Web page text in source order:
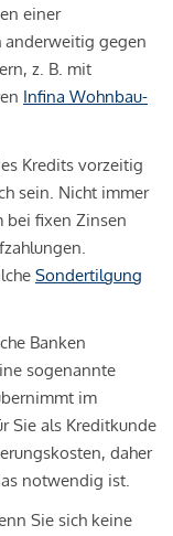
einer
anderweitig gegen
z. B. mit
Infina Wohnbau-
Kredits vorzeitig
sein. Nicht immer
bei fixen Zinsen
Sondertilgung
Banken
sogenannte
im
Sie als Kreditkunde
daher
notwendig ist.
Sie sich keine